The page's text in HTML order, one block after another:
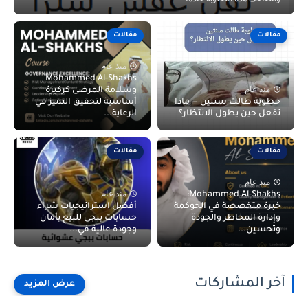
مقالات
منذ عام
خطوبة طالت سنتين — ماذا
تفعل حين يطول الانتظار؟
مقالات
منذ عام
Mohammed Al-Shakhs
وسلامة المرضى كركيزة
أساسية لتحقيق التميز في
الرعاية...
مقالات
منذ عام
Mohammed Al-Shakhs:
خبرة متخصصة في الحوكمة
وإدارة المخاطر والجودة
وتحسين...
مقالات
منذ عام
أفضل استراتيجيات شراء
حسابات ببجي للبيع بأمان
وجودة عالية في...
آخر المشاركات